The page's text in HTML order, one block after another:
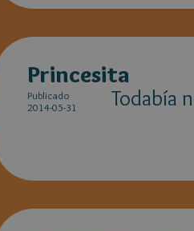
Princesita
Publicado
2014-05-31
Todabía